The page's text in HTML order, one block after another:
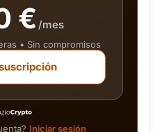
€ /mes
• Sin compromisos
Iniciar sesión